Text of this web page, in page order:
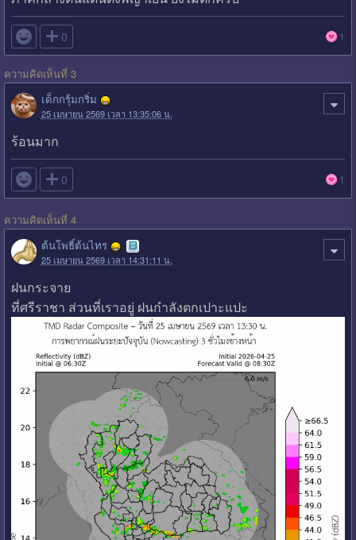
 0 1
ความคิดเห็นที่ 3
เด็กกรุ้มกริ่ม
25 เมษายน 2569 เวลา 13:35:06 น.
ร้อนมาก
 0 1
ความคิดเห็นที่ 4
ต้นโพธิ์ต้นไทร
25 เมษายน 2569 เวลา 14:31:11 น.
ฝนกระจาย
ที่ศรีราชา ส่วนที่เราอยู่ ฝนกำลังตกเปาะแปะ